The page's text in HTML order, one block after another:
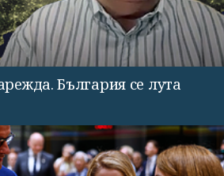
България се лута